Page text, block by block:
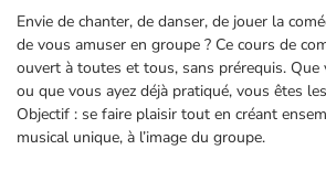
Envie de chanter, de danser, de jouer la
de vous amuser en groupe ? Ce cours de
ouvert à toutes et tous, sans prérequis. Que
ou que vous ayez déjà pratiqué, vous êtes
Objectif : se faire plaisir tout en créant
musical unique, à l’image du groupe.